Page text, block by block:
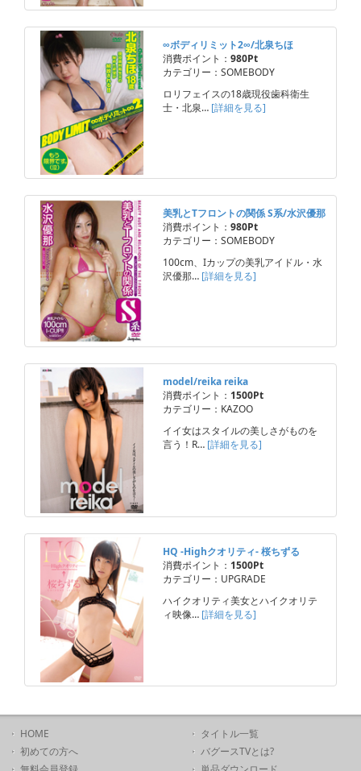
∞ボディリミット2∞/北泉ちほ
消費ポイント： 980Pt
カテゴリー：SOMEBODY
ロリフェイスの18歳現役歯科衛生
士・北泉… [詳細を見る]
美乳とTフロントの関係 S系/水沢優那
消費ポイント： 980Pt
カテゴリー：SOMEBODY
100cm、Iカップの美乳アイドル・水
沢優那… [詳細を見る]
model/reika reika
消費ポイント： 1500Pt
カテゴリー：KAZOO
イイ女はスタイルの美しさがものを
言う！R… [詳細を見る]
HQ -Highクオリティ- 桜ちずる
消費ポイント： 1500Pt
カテゴリー：UPGRADE
ハイクオリティ美女とハイクオリテ
ィ映像… [詳細を見る]
HOME
初めての方へ
タイトル一覧
バグースTVとは?